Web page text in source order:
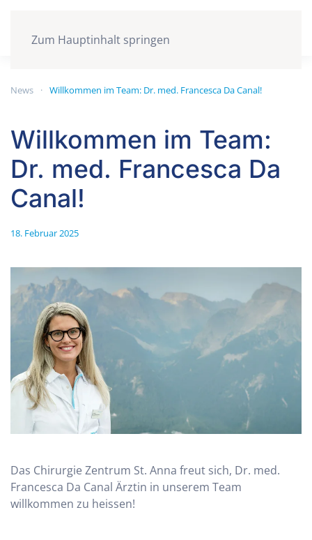
Zum Hauptinhalt springen
News Willkommen im Team: Dr. med. Francesca Da Canal!
Willkommen im Team:
Dr. med. Francesca Da
Canal!
18. Februar 2025
Das Chirurgie Zentrum St. Anna freut sich, Dr. med.
Francesca Da Canal Ärztin in unserem Team
willkommen zu heissen!